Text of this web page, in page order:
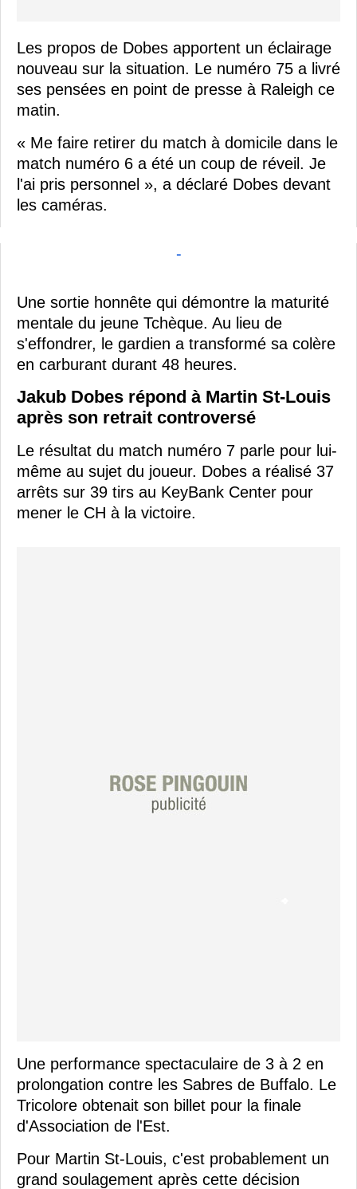
Les propos de Dobes apportent un éclairage
nouveau sur la situation. Le numéro 75 a livré
ses pensées en point de presse à Raleigh ce
matin.
« Me faire retirer du match à domicile dans le
match numéro 6 a été un coup de réveil. Je
l'ai pris personnel », a déclaré Dobes devant
les caméras.
-
Une sortie honnête qui démontre la maturité
mentale du jeune Tchèque. Au lieu de
s'effondrer, le gardien a transformé sa colère
en carburant durant 48 heures.
Jakub Dobes répond à Martin St-Louis
après son retrait controversé
Le résultat du match numéro 7 parle pour lui-
même au sujet du joueur. Dobes a réalisé 37
arrêts sur 39 tirs au KeyBank Center pour
mener le CH à la victoire.
Une performance spectaculaire de 3 à 2 en
prolongation contre les Sabres de Buffalo. Le
Tricolore obtenait son billet pour la finale
d'Association de l'Est.
Pour Martin St-Louis, c'est probablement un
grand soulagement après cette décision